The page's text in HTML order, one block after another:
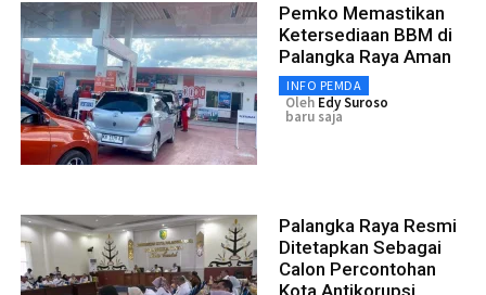
Pemko Memastikan
Ketersediaan BBM di
Palangka Raya Aman
INFO PEMDA
Oleh Edy Suroso
baru saja
Palangka Raya Resmi
Ditetapkan Sebagai
Calon Percontohan
Kota Antikorupsi